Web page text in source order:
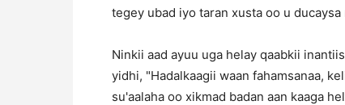
tegey ubad iyo taran xusta oo u
Ninkii aad ayuu uga helay qaabkii
yidhi, "Hadalkaagii waan fahamsanaa,
su'aalaha oo xikmad badan aan kaaga